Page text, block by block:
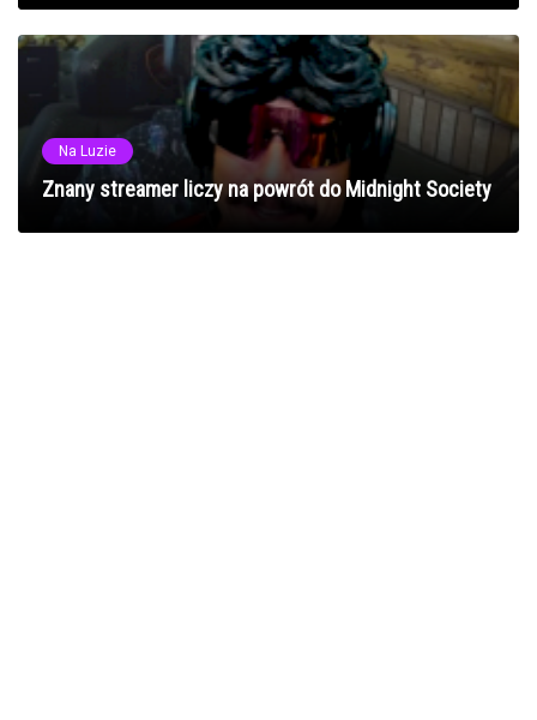
Na Luzie
Znany streamer liczy na powrót do Midnight Society